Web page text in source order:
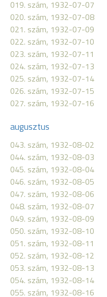
019. szám, 1932-07-07
020. szám, 1932-07-08
021. szám, 1932-07-09
022. szám, 1932-07-10
023. szám, 1932-07-11
024. szám, 1932-07-13
025. szám, 1932-07-14
026. szám, 1932-07-15
027. szám, 1932-07-16
augusztus
043. szám, 1932-08-02
044. szám, 1932-08-03
045. szám, 1932-08-04
046. szám, 1932-08-05
047. szám, 1932-08-06
048. szám, 1932-08-07
049. szám, 1932-08-09
050. szám, 1932-08-10
051. szám, 1932-08-11
052. szám, 1932-08-12
053. szám, 1932-08-13
054. szám, 1932-08-14
055. szám, 1932-08-16